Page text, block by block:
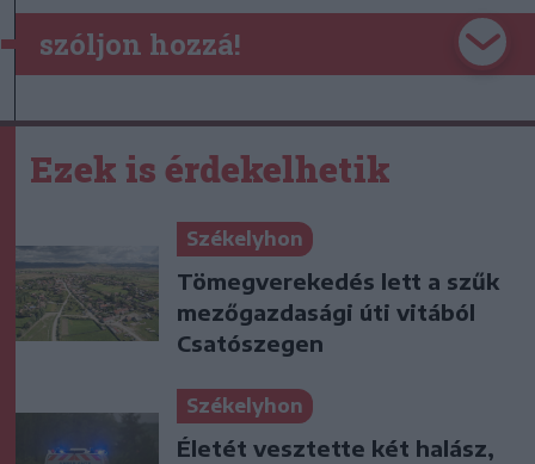
szóljon hozzá!
Ezek is érdekelhetik
Székelyhon
Tömegverekedés lett a szűk
mezőgazdasági úti vitából
Csatószegen
Székelyhon
Életét vesztette két halász,